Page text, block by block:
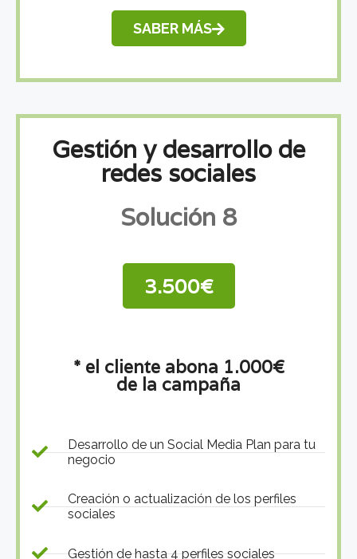
SABER MÁS
Gestión y desarrollo de
redes sociales
Solución 8
3.500€
* el cliente abona 1.000€
de la campaña
Desarrollo de un Social Media Plan para tu
negocio
Creación o actualización de los perfiles
sociales
Gestión de hasta 4 perfiles sociales